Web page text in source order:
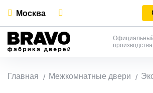
Москва
производства
Главная Межкомнатные двери